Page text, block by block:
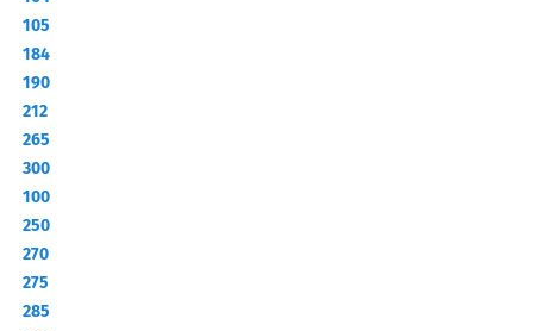
105
184
190
212
265
300
100
250
270
275
285